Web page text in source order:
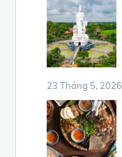
23 Tháng 5, 2026